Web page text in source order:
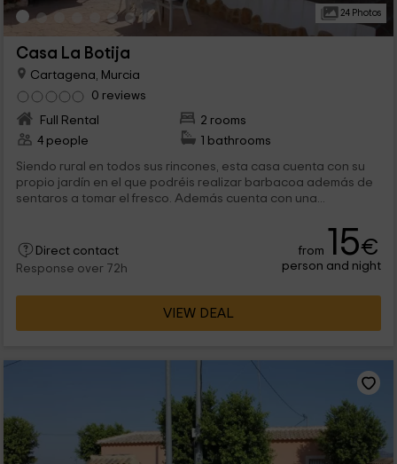
24 Photos
Casa La Botija
Cartagena, Murcia
0 reviews
Full Rental
2 rooms
4 people
1 bathrooms
Siendo rural en todos sus rincones, esta casa cuenta con su
propio jardín en el que podréis realizar barbacoa además de
sentaros a tomar el fresco. Además cuenta con una...
Direct contact
Response over 72h
from 15€
person and night
VIEW DEAL